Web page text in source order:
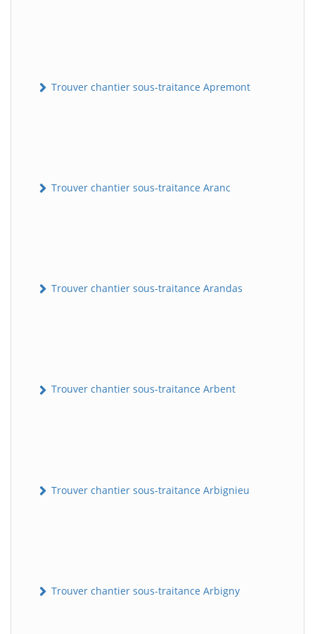
Trouver chantier sous-traitance Apremont
Trouver chantier sous-traitance Aranc
Trouver chantier sous-traitance Arandas
Trouver chantier sous-traitance Arbent
Trouver chantier sous-traitance Arbignieu
Trouver chantier sous-traitance Arbigny